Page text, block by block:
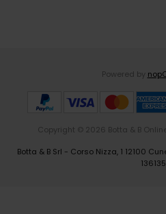
Powered by
Copyright © 2026 Botta & B
Botta & B Srl - Corso Nizza, 1 12100
136135